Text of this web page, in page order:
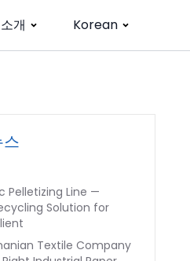
개 Korean
Pelletizing Line —
Solution for
Textile Company